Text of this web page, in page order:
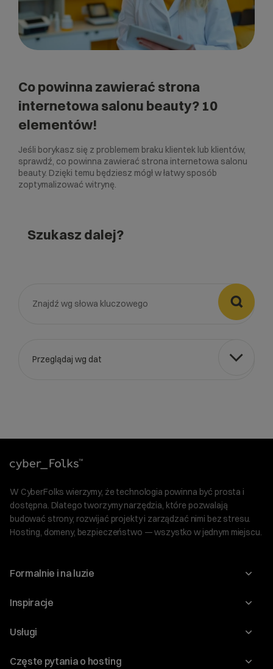
Co powinna zawierać strona
internetowa salonu beauty? 10
elementów!
Jeśli borykasz się z problemem braku klientek lub klientów,
sprawdź, co powinna zawierać strona internetowa salonu
beauty. Dzięki temu będziesz mógł w łatwy sposób
zoptymalizować witrynę.
Szukasz dalej?

Przeglądaj wg dat
W CyberFolks wierzymy, że technologia powinna być prosta i
dostępna. Dlatego tworzymy narzędzia, które pozwalają
budować strony, rozwijać projekty i zarządzać nimi bez stresu.
Hosting, domeny, bezpieczeństwo — wszystko w jednym miejscu.
Formalnie i na luzie
O nas
Program Korzyści dla Inwestorów
Regulaminy i specyfikacje
Inspiracje
Blog
Usługi
Domeny
Częste pytania o hosting